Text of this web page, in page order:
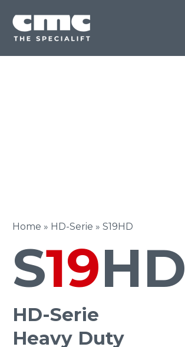
DEUTSCH
Home » HD-Serie » S19HD
S19HD
HD-Serie
Heavy Duty